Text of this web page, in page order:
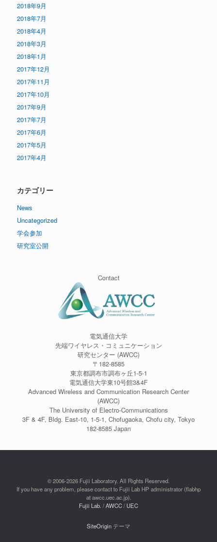
2018年9月
2018年7月
2018年4月
2018年3月
2018年1月
2017年12月
2017年11月
2017年10月
2017年9月
2017年7月
2017年6月
2017年5月
2017年4月
カテゴリー
News
Uncategorized
学会参加
研究室公開
Contact
電気通信大学
先端ワイヤレス・コミュニケーション
研究センター (AWCC)
〒182-8585
東京都調布市調布ヶ丘1-5-1
電気通信大学東10号館3&4F
Advanced Wireless and Communication Research Center
(AWCC)
The University of Electro-Communications
3F & 4F, Bldg. East-10, 1-5-1, Chofugaoka, Chofu city, Tokyo
182-8585 Japan
© 2006-2026 Fujii Laboratory. All Rights Reserved.
If you have any problem, please contact to Fujii Lab HP administrator (flabhp
at awcc.uec.ac.jp).
Fujii Lab. /AWCC/ UEC
SiteOrigin テーマ